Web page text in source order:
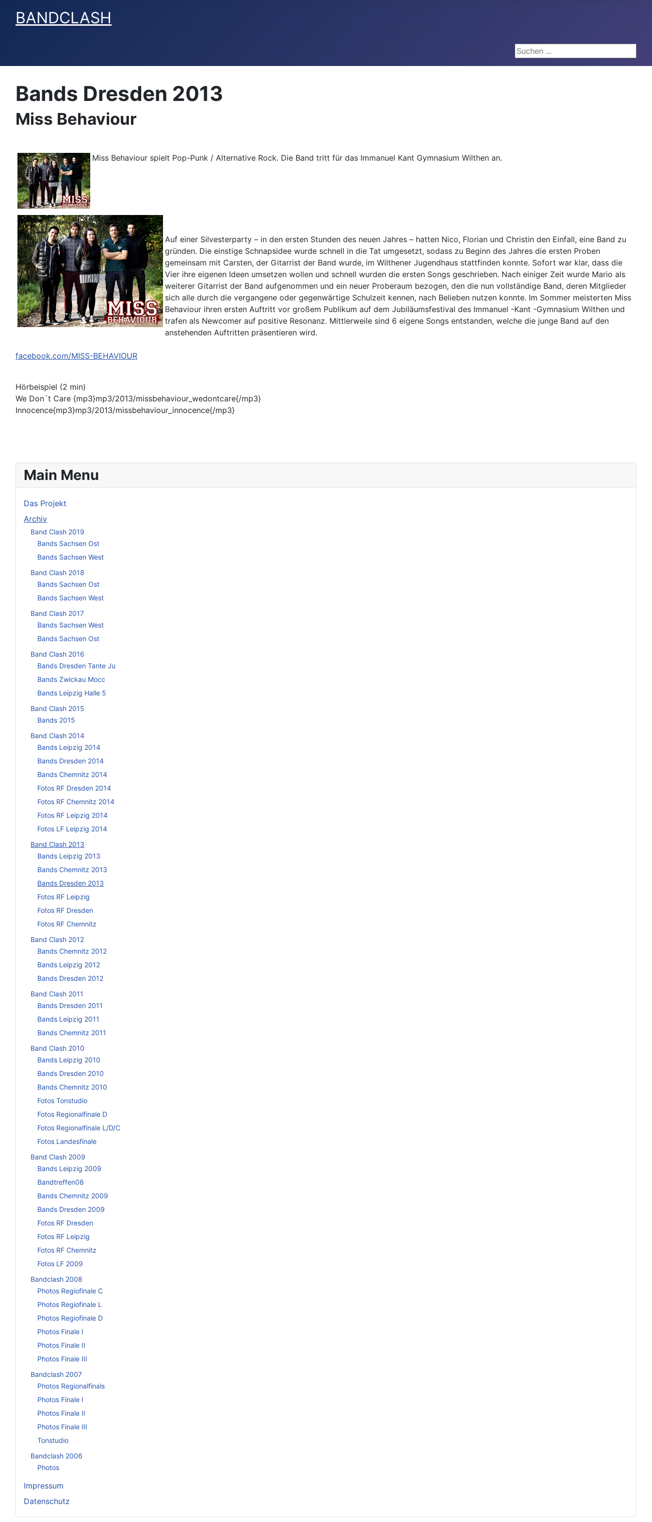
BANDCLASH
Suchen ...
Main Menu
Das Projekt
Archiv
Band Clash 2019
Bands Sachsen Ost
Bands Sachsen West
Band Clash 2018
Bands Sachsen Ost
Bands Sachsen West
Band Clash 2017
Bands Sachsen West
Bands Sachsen Ost
Band Clash 2016
Bands Dresden Tante Ju
Bands Zwickau Mocc
Bands Leipzig Halle 5
Band Clash 2015
Bands 2015
Band Clash 2014
Bands Leipzig 2014
Bands Dresden 2014
Bands Chemnitz 2014
Fotos RF Dresden 2014
Fotos RF Chemnitz 2014
Fotos RF Leipzig 2014
Fotos LF Leipzig 2014
Band Clash 2013
Bands Leipzig 2013
Bands Chemnitz 2013
Bands Dresden 2013
Fotos RF Leipzig
Fotos RF Dresden
Fotos RF Chemnitz
Band Clash 2012
Bands Chemnitz 2012
Bands Leipzig 2012
Bands Dresden 2012
Band Clash 2011
Bands Dresden 2011
Bands Leipzig 2011
Bands Chemnitz 2011
Band Clash 2010
Bands Leipzig 2010
Bands Dresden 2010
Bands Chemnitz 2010
Fotos Tonstudio
Fotos Regionalfinale D
Fotos Regionalfinale L/D/C
Fotos Landesfinale
Band Clash 2009
Bands Leipzig 2009
Bandtreffen08
Bands Chemnitz 2009
Bands Dresden 2009
Fotos RF Dresden
Fotos RF Leipzig
Fotos RF Chemnitz
Fotos LF 2009
Bandclash 2008
Photos Regiofinale C
Photos Regiofinale L
Photos Regiofinale D
Photos Finale I
Photos Finale II
Photos Finale III
Bandclash 2007
Photos Regionalfinals
Photos Finale I
Photos Finale II
Photos Finale III
Tonstudio
Bandclash 2006
Photos
Impressum
Datenschutz
Bands Dresden 2013
Miss Behaviour
Miss Behaviour spielt Pop-Punk / Alternative Rock. Die Band tritt für das Immanuel Kant Gymnasium Wilthen an.
Auf einer Silvesterparty – in den ersten Stunden des neuen Jahres – hatten Nico, Florian und Christin den Einfall, eine Band zu
gründen. Die einstige Schnapsidee wurde schnell in die Tat umgesetzt, sodass zu Beginn des Jahres die ersten Proben
gemeinsam mit Carsten, der Gitarrist der Band wurde, im Wilthener Jugendhaus stattfinden konnte. Sofort war klar, dass die
Vier ihre eigenen Ideen umsetzen wollen und schnell wurden die ersten Songs geschrieben. Nach einiger Zeit wurde Mario als
weiterer Gitarrist der Band aufgenommen und ein neuer Proberaum bezogen, den die nun vollständige Band, deren Mitglieder
sich alle durch die vergangene oder gegenwärtige Schulzeit kennen, nach Belieben nutzen konnte. Im Sommer meisterten Miss
Behaviour ihren ersten Auftritt vor großem Publikum auf dem Jubiläumsfestival des Immanuel -Kant -Gymnasium Wilthen und
trafen als Newcomer auf positive Resonanz. Mittlerweile sind 6 eigene Songs entstanden, welche die junge Band auf den
anstehenden Auftritten präsentieren wird.
facebook.com/MISS-BEHAVIOUR
Hörbeispiel (2 min)
We Don´t Care {mp3}mp3/2013/missbehaviour_wedontcare{/mp3}
Innocence{mp3}mp3/2013/missbehaviour_innocence{/mp3}